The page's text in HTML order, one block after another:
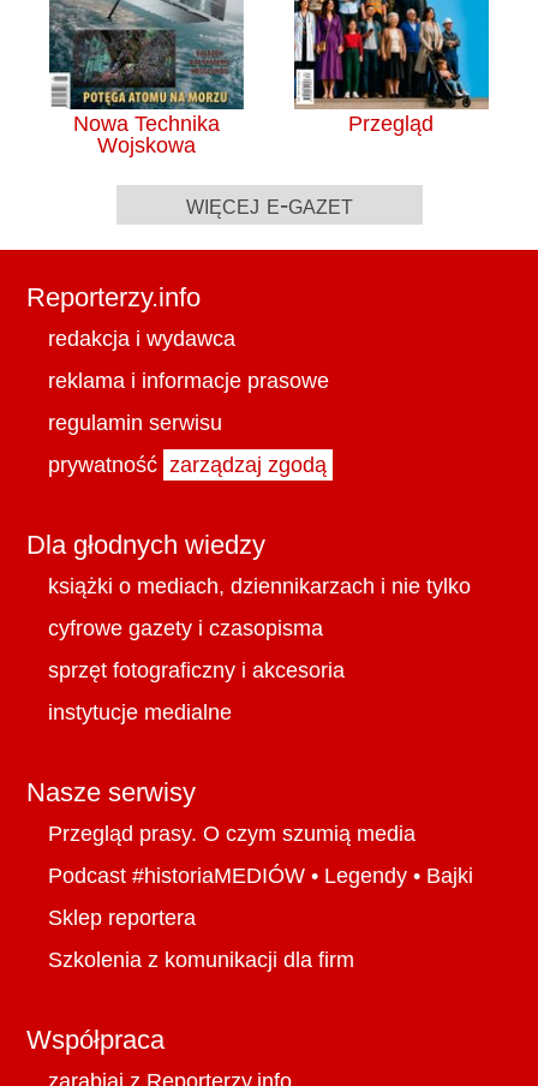
Nowa Technika
Wojskowa
Przegląd
więcej e-gazet
Reporterzy.info
redakcja i wydawca
reklama i informacje prasowe
regulamin serwisu
prywatność zarządzaj zgodą
Dla głodnych wiedzy
książki o mediach, dziennikarzach i nie tylko
cyfrowe gazety i czasopisma
sprzęt fotograficzny i akcesoria
instytucje medialne
Nasze serwisy
Przegląd prasy. O czym szumią media
Podcast #historiaMEDIÓW • Legendy • Bajki
Sklep reportera
Szkolenia z komunikacji dla firm
Współpraca
zarabiaj z Reporterzy.info